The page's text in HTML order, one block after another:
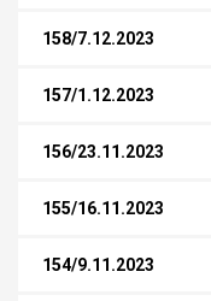
158/7.12.2023
157/1.12.2023
156/23.11.2023
155/16.11.2023
154/9.11.2023